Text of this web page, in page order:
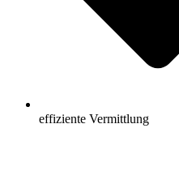
effiziente Vermittlung